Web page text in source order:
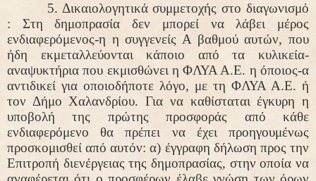
5. Δικαιολογητικά συμμετοχής στο διαγωνισμό
: Στη δημοπρασία δεν μπορεί να λάβει μέρος
ενδιαφερόμενος-η η συγγενείς Α βαθμού αυτών, που
ήδη εκμεταλλεύονται κάποιο από τα κυλικεία-
αναψυκτήρια που εκμισθώνει η ΦΛΥΑ Α.Ε. η όποιος-α
αντιδικεί για οποιοδήποτε λόγο, με τη ΦΛΥΑ Α.Ε. ή
τον Δήμο Χαλανδρίου. Για να καθίσταται έγκυρη η
υποβολή της πρώτης προσφοράς από κάθε
ενδιαφερόμενο θα πρέπει να έχει προηγουμένως
προσκομισθεί από αυτόν: α) έγγραφη δήλωση προς την
Επιτροπή διενέργειας της δημοπρασίας, στην οποία να